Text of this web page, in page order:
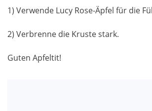
1) Verwende Lucy Rose-Äpfel für die
2) Verbrenne die Kruste stark.
Guten Apfeltit!